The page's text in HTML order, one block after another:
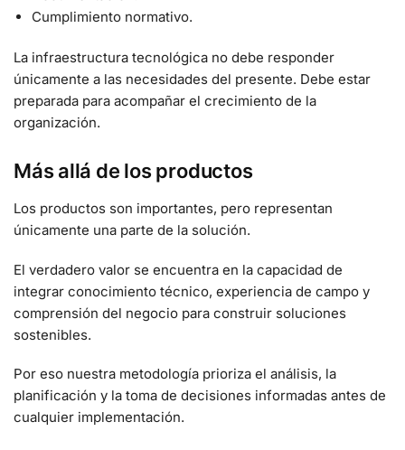
Cumplimiento normativo.
La infraestructura tecnológica no debe responder
únicamente a las necesidades del presente. Debe estar
preparada para acompañar el crecimiento de la
organización.
Más allá de los productos
Los productos son importantes, pero representan
únicamente una parte de la solución.
El verdadero valor se encuentra en la capacidad de
integrar conocimiento técnico, experiencia de campo y
comprensión del negocio para construir soluciones
sostenibles.
Por eso nuestra metodología prioriza el análisis, la
planificación y la toma de decisiones informadas antes de
cualquier implementación.